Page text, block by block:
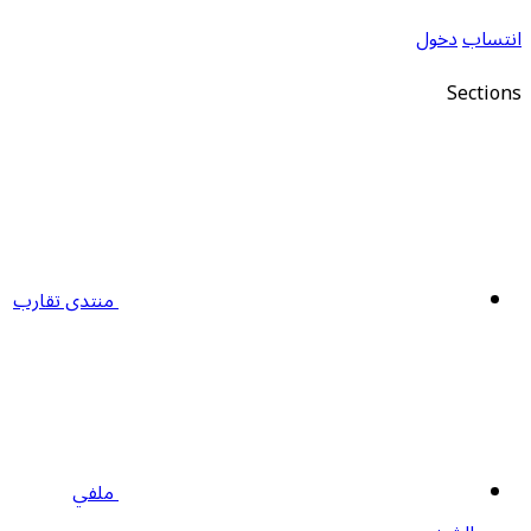
انتسابدخول
Sections
منتدى تقارب
ملفي